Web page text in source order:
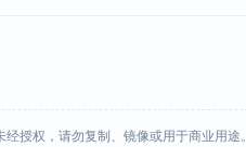
授权，请勿复制、镜像或用于商业用途。